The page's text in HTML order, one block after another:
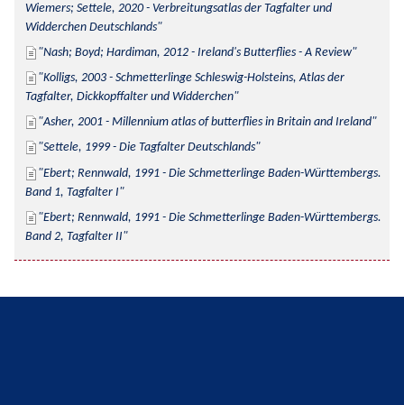
Wiemers; Settele, 2020 - Verbreitungsatlas der Tagfalter und
Widderchen Deutschlands
Nash; Boyd; Hardiman, 2012 - Ireland's Butterflies - A Review
Kolligs, 2003 - Schmetterlinge Schleswig-Holsteins, Atlas der
Tagfalter, Dickkopffalter und Widderchen
Asher, 2001 - Millennium atlas of butterflies in Britain and Ireland
Settele, 1999 - Die Tagfalter Deutschlands
Ebert; Rennwald, 1991 - Die Schmetterlinge Baden-Württembergs.
Band 1, Tagfalter I
Ebert; Rennwald, 1991 - Die Schmetterlinge Baden-Württembergs.
Band 2, Tagfalter II